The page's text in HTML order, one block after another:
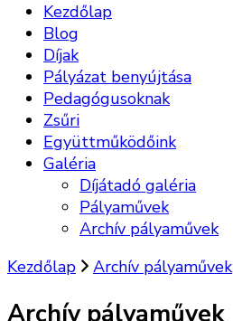
Kezdőlap
Blog
Díjak
Pályázat benyújtása
Pedagógusoknak
Zsűri
Együttműködőink
Galéria
Díjátadó galéria
Pályaművek
Archív pályaművek
Kezdőlap
Archív pályaművek